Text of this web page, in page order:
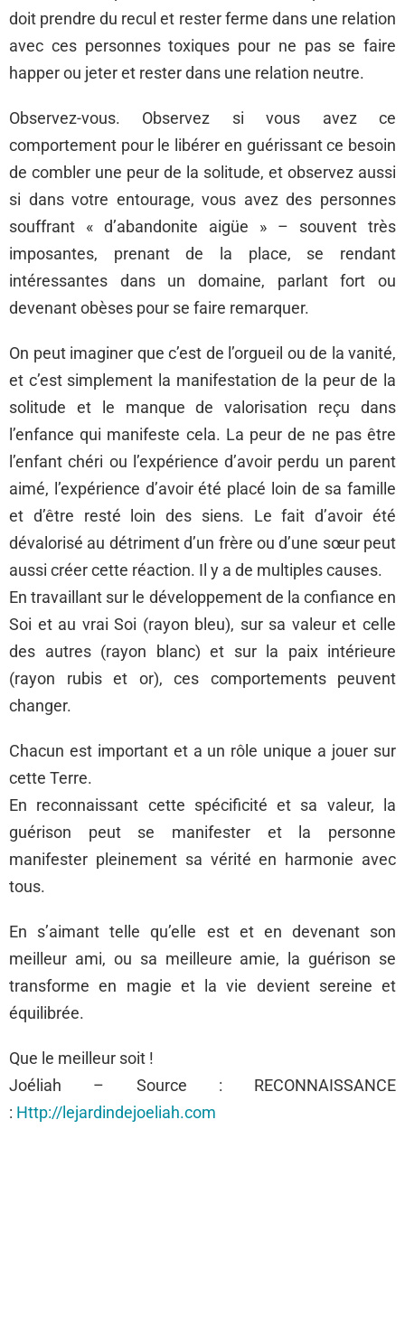
doit prendre du recul et rester ferme dans une relation
avec ces personnes toxiques pour ne pas se faire
happer ou jeter et rester dans une relation neutre.
Observez-vous. Observez si vous avez ce
comportement pour le libérer en guérissant ce besoin
de combler une peur de la solitude, et observez aussi
si dans votre entourage, vous avez des personnes
souffrant « d’abandonite aigüe » – souvent très
imposantes, prenant de la place, se rendant
intéressantes dans un domaine, parlant fort ou
devenant obèses pour se faire remarquer.
On peut imaginer que c’est de l’orgueil ou de la vanité,
et c’est simplement la manifestation de la peur de la
solitude et le manque de valorisation reçu dans
l’enfance qui manifeste cela. La peur de ne pas être
l’enfant chéri ou l’expérience d’avoir perdu un parent
aimé, l’expérience d’avoir été placé loin de sa famille
et d’être resté loin des siens. Le fait d’avoir été
dévalorisé au détriment d’un frère ou d’une sœur peut
aussi créer cette réaction. Il y a de multiples causes.
En travaillant sur le développement de la confiance en
Soi et au vrai Soi (rayon bleu), sur sa valeur et celle
des autres (rayon blanc) et sur la paix intérieure
(rayon rubis et or), ces comportements peuvent
changer.
Chacun est important et a un rôle unique a jouer sur
cette Terre.
En reconnaissant cette spécificité et sa valeur, la
guérison peut se manifester et la personne
manifester pleinement sa vérité en harmonie avec
tous.
En s’aimant telle qu’elle est et en devenant son
meilleur ami, ou sa meilleure amie, la guérison se
transforme en magie et la vie devient sereine et
équilibrée.
Que le meilleur soit !
Joéliah – Source : RECONNAISSANCE
: Http://lejardindejoeliah.com